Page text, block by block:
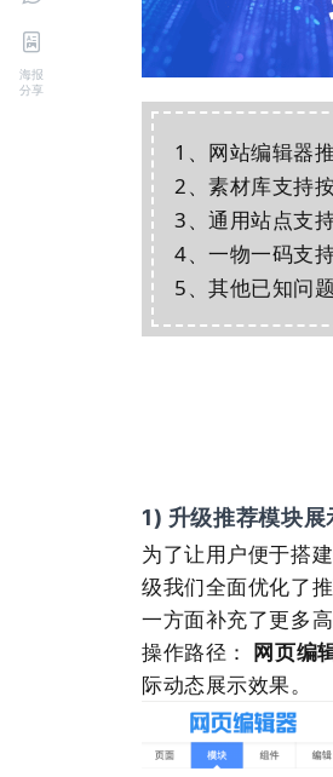
海报
分享
1、 网站编辑器
2、素材库支持
3、通用站点支
4、一物一码支
5、其他已知问
1) 升级推荐模块展
为了让用户便于搭
级我们全面优化了推
一方面补充了更多
操作路径： 网页编
际动态展示效果。